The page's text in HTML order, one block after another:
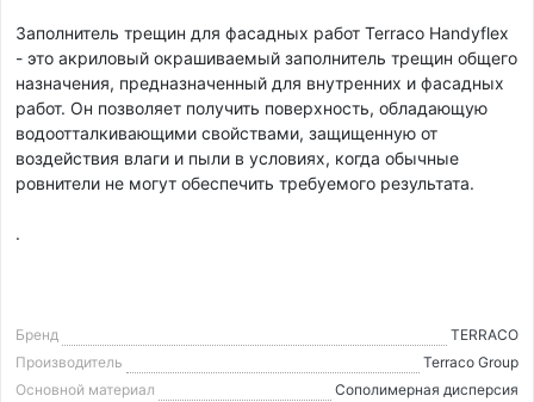
Заполнитель трещин для фасадных работ Terraco Handyflex
- это акриловый окрашиваемый заполнитель трещин общего
назначения, предназначенный для внутренних и фасадных
работ. Он позволяет получить поверхность, обладающую
водоотталкивающими свойствами, защищенную от
воздействия влаги и пыли в условиях, когда обычные
ровнители не могут обеспечить требуемого результата.
.
Бренд
TERRACO
Производитель
Terraco Group
Основной материал
Cополимерная дисперсия